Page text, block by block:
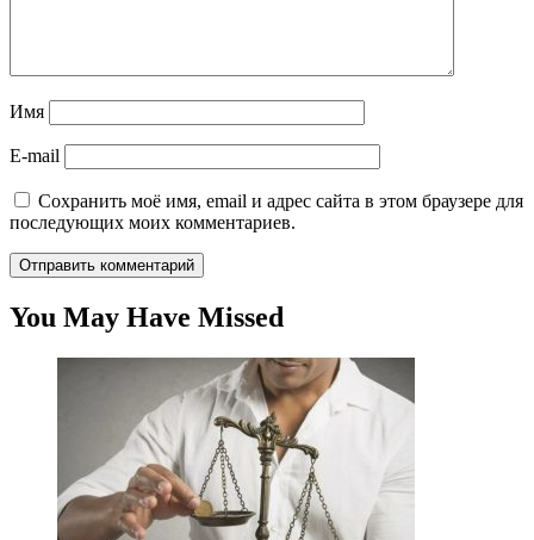
Имя
E-mail
Сохранить моё имя, email и адрес сайта в этом браузере для
последующих моих комментариев.
You May Have Missed